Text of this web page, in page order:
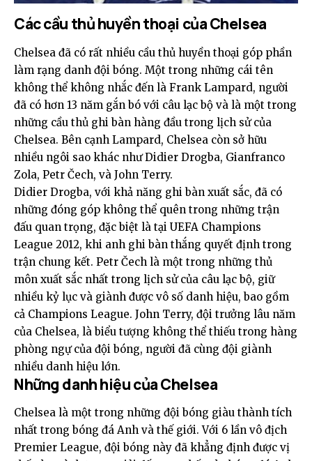
Các cầu thủ huyền thoại của Chelsea
Chelsea đã có rất nhiều cầu thủ huyền thoại góp phần
làm rạng danh đội bóng. Một trong những cái tên
không thể không nhắc đến là Frank Lampard, người
đã có hơn 13 năm gắn bó với câu lạc bộ và là một trong
những cầu thủ ghi bàn hàng đầu trong lịch sử của
Chelsea. Bên cạnh Lampard, Chelsea còn sở hữu
nhiều ngôi sao khác như Didier Drogba, Gianfranco
Zola, Petr Čech, và John Terry.
Didier Drogba, với khả năng ghi bàn xuất sắc, đã có
những đóng góp không thể quên trong những trận
đấu quan trọng, đặc biệt là tại UEFA Champions
League 2012, khi anh ghi bàn thắng quyết định trong
trận chung kết. Petr Čech là một trong những thủ
môn xuất sắc nhất trong lịch sử của câu lạc bộ, giữ
nhiều kỷ lục và giành được vô số danh hiệu, bao gồm
cả Champions League. John Terry, đội trưởng lâu năm
của Chelsea, là biểu tượng không thể thiếu trong hàng
phòng ngự của đội bóng, người đã cùng đội giành
nhiều danh hiệu lớn.
Những danh hiệu của Chelsea
Chelsea là một trong những đội bóng giàu thành tích
nhất trong bóng đá Anh và thế giới. Với 6 lần vô địch
Premier League, đội bóng này đã khẳng định được vị